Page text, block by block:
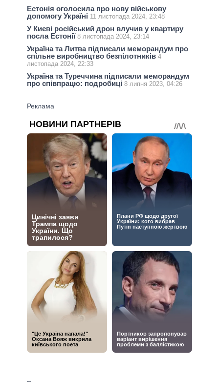
Естонія оголосила про нову військову
допомогу Україні 11 листопада 2024, 23:48
У Києві російський дрон влучив у квартиру
посла Естонії 8 листопада 2024, 23:14
Україна та Литва підписали меморандум про
спільне виробництво безпілотників 4
листопада 2024, 22:33
Україна та Туреччина підписали меморандум
про співпрацю: подробиці 8 липня 2023, 04:26